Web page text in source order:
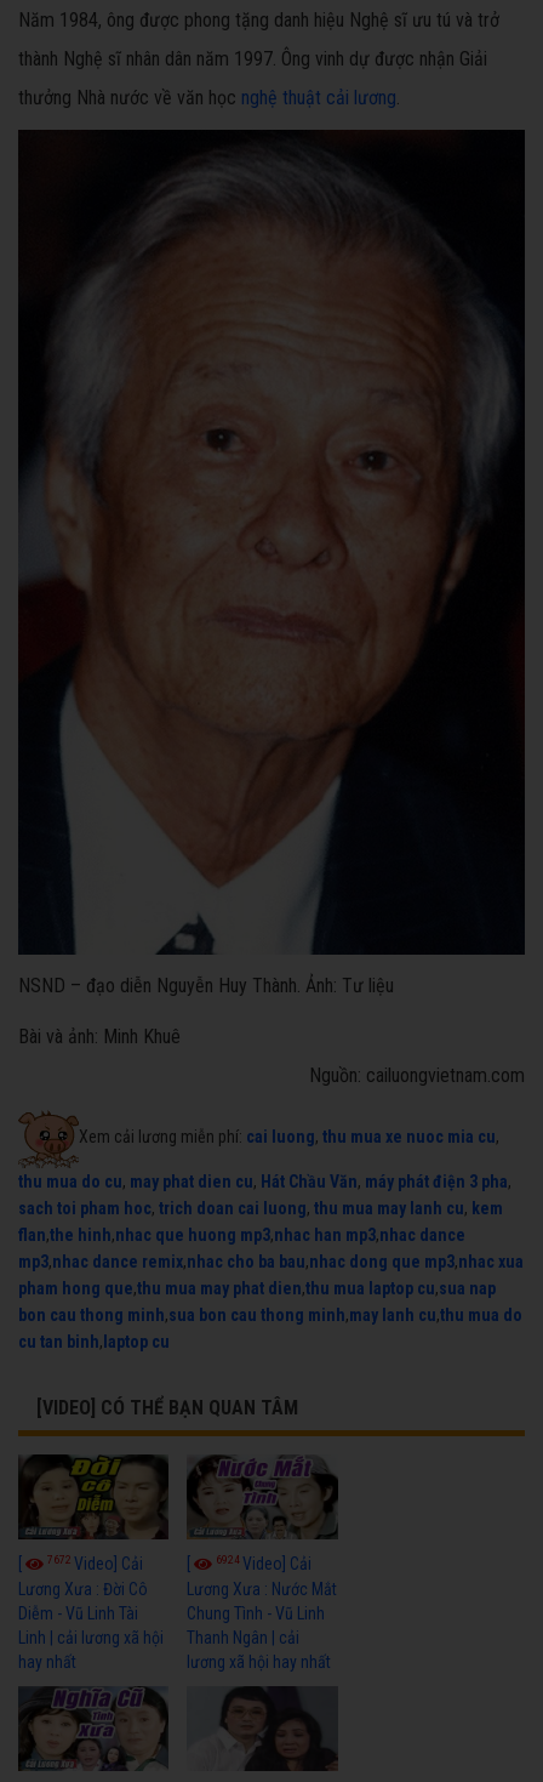
Năm 1984, ông được phong tặng danh hiệu Nghệ sĩ ưu tú và trở
thành Nghệ sĩ nhân dân năm 1997. Ông vinh dự được nhận Giải
thưởng Nhà nước về văn học nghệ thuật cải lương.
NSND – đạo diễn Nguyễn Huy Thành. Ảnh: Tư liệu
Bài và ảnh: Minh Khuê
Nguồn: cailuongvietnam.com
Xem cải lương miễn phí: cai luong, thu mua xe nuoc mia cu,
thu mua do cu, may phat dien cu, Hát Chầu Văn, máy phát điện 3 pha,
sach toi pham hoc, trich doan cai luong, thu mua may lanh cu, kem
flan,the hinh,nhac que huong mp3,nhac han mp3,nhac dance
mp3,nhac dance remix,nhac cho ba bau,nhac dong que mp3,nhac xua
pham hong que,thu mua may phat dien,thu mua laptop cu,sua nap
bon cau thong minh,sua bon cau thong minh,may lanh cu,thu mua do
cu tan binh, laptop cu
[VIDEO] CÓ THỂ BẠN QUAN TÂM
7672 Video] Cải
Lương Xưa : Đời Cô
Diễm - Vũ Linh Tài
Linh | cải lương xã hội
hay nhất
6924Video] Cải
Lương Xưa : Nước Mắt
Chung Tình - Vũ Linh
Thanh Ngân | cải
lương xã hội hay nhất